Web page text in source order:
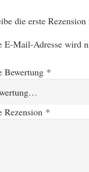
die erste
E-Mail-Adresse wird
Bewertung *
Rezension *